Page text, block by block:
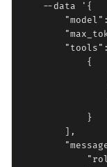
    --data '{
            {
            }
        ],